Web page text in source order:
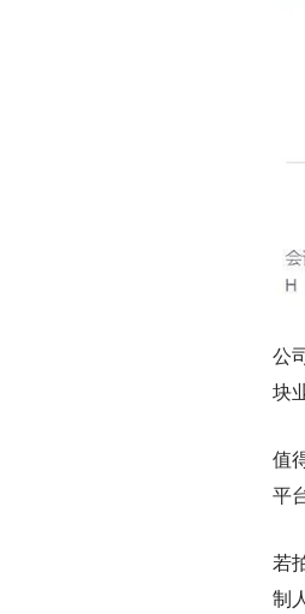
公
块
值
平
若
制